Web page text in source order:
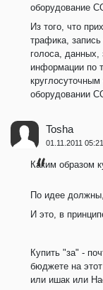
оборудование
Из того, что
трафика,
голоса, данных,
информации по
оборудовании
Tosha
01.11.2011 05:21
Каким образом
По идее
И это, в
Купить "за" -
бюджете на
или ишак или